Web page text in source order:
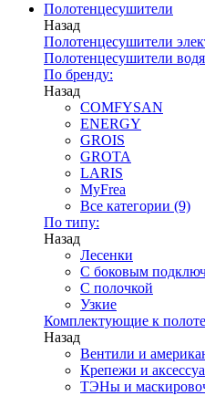
Полотенцесушители
Назад
Полотенцесушители
Полотенцесушители
По бренду:
Назад
COMFYSAN
ENERGY
GROIS
GROTA
LARIS
MyFrea
Все категории (9)
По типу:
Назад
Лесенки
С боковым
С полочкой
Узкие
Комплектующие к
Назад
Вентили и
Крепежи и
ТЭНы и